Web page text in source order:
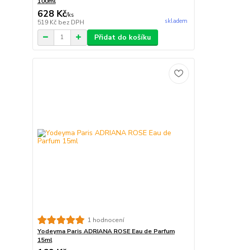
628 Kč/ks
519 Kč bez DPH skladem
Přidat do košíku
1 hodnocení
Yodeyma Paris ADRIANA ROSE Eau de Parfum
15ml